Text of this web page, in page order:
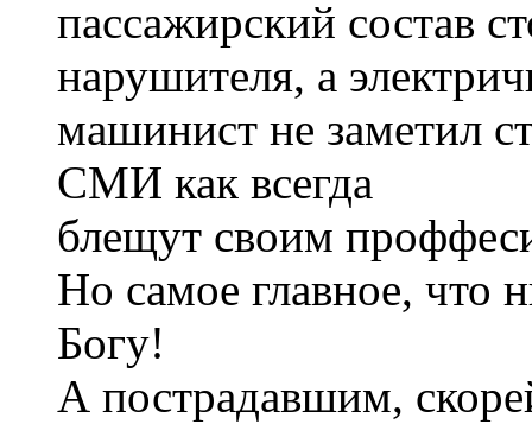
пассажирский состав
нарушителя, а
машинист не заметил
СМИ как всегда
блещут своим
Но самое главное, что
Богу!
А пострадавшим,